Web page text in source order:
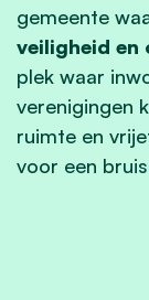
gemeente
veiligheid en
plek waar
verenigingen
ruimte en
voor een